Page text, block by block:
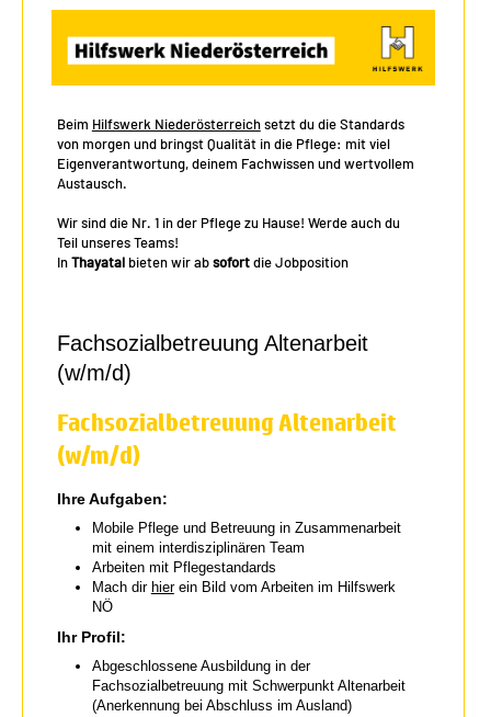
Beim Hilfswerk Niederösterreichsetzt du die Standards
von morgen und bringst Qualität in die Pflege: mit viel
Eigenverantwortung, deinem Fachwissen und wertvollem
Austausch.
Wir sind die Nr. 1 in der Pflege zu Hause! Werde auch du
Teil unseres Teams!
InThayatalbieten wir absofortdie Jobposition
Fachsozialbetreuung Altenarbeit
(w/m/d)
Fachsozialbetreuung Altenarbeit
(w/m/d)
Ihre Aufgaben:
Mobile Pflege und Betreuung in Zusammenarbeit
mit einem interdisziplinären Team
Arbeiten mit Pflegestandards
Mach dir hierein Bild vom Arbeiten im Hilfswerk
NÖ
Ihr Profil:
Abgeschlossene Ausbildung in der
Fachsozialbetreuung mit Schwerpunkt Altenarbeit
(Anerkennung bei Abschluss im Ausland)